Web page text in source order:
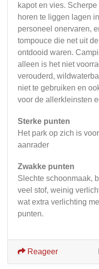
kapot en vies.
horen te liggen lagen
personeel onervaren,
tompouce die net uit
ontdooid waren.
alleen is het niet
verouderd,
niet te gebruiken en
voor de allerkleinsten
Sterke punten
Het park op zich is
aanrader
Zwakke punten
Slechte schoonmaak,
veel stof, weinig
wat extra verlichting
punten.
Reageer